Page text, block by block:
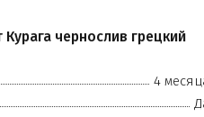
чернослив грецкий
4